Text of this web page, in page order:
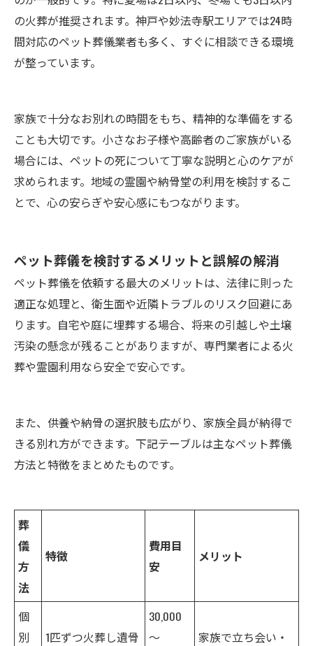
の火葬が推奨されます。神戸や妙法寺駅エリアでは24時
間対応のペット葬儀業者も多く、すぐに相談できる環境
が整っています。
家族で十分なお別れの時間をもち、精神的な準備をする
ことも大切です。小さなお子様や高齢者のご家族がいる
場合には、ペットの死について丁寧な説明と心のケアが
求められます。地域の霊園や納骨堂の利用を検討するこ
とで、心の安らぎや安心感にもつながります。
ペット葬儀を検討するメリットと誤解の解消
ペット葬儀を依頼する最大のメリットは、法律に則った
適正な処理と、衛生面や近隣トラブルのリスク回避にあ
ります。自宅や庭に埋葬する場合、将来の引越しや土壌
汚染の懸念が残ることがありますが、専門業者による火
葬や霊園利用なら安全で安心です。
また、供養や納骨の選択肢も広がり、家族全員が納得で
きる別れ方ができます。下記テーブルは主なペット葬儀
方法と特徴をまとめたものです。
葬
儀
方
法
特徴
費用目
安
メリット
個
別
1匹ずつ火葬し遺骨
30,000
～
家族で立ち会い・